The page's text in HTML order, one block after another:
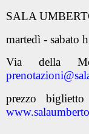
SALA
martedì - sabato
Via della
prezzo